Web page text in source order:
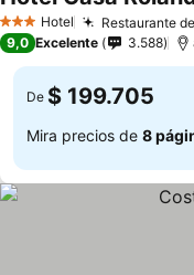
3 Estrellas
Hotel Restaurante
9,0 Excelente 3.588
De $ 199.705
Mira precios de 8